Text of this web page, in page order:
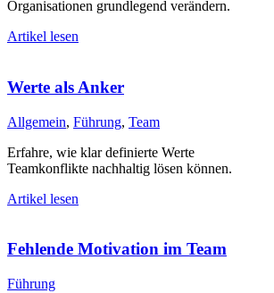
Organisationen grundlegend verändern.
Artikel lesen
Werte als Anker
Allgemein, Führung, Team
Erfahre, wie klar definierte Werte
Teamkonflikte nachhaltig lösen können.
Artikel lesen
Fehlende Motivation im Team
Führung